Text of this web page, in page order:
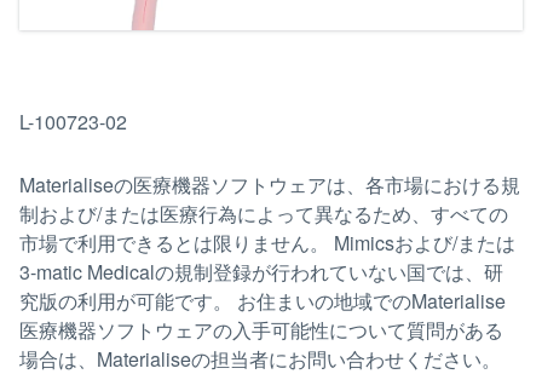
L-100723-02
Materialiseの医療機器ソフトウェアは、各市場における規
制および/または医療行為によって異なるため、すべての
市場で利用できるとは限りません。 Mimicsおよび/または
3-matic Medicalの規制登録が行われていない国では、研
究版の利用が可能です。 お住まいの地域でのMaterialise
医療機器ソフトウェアの入手可能性について質問がある
場合は、Materialiseの担当者にお問い合わせください。